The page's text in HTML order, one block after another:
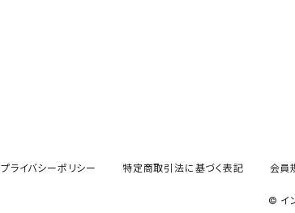
プライバシーポリシー 特定商取引法に基づく表記 会員
© イ